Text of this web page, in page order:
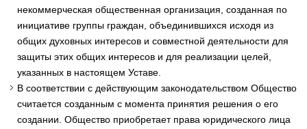
некоммерческая общественная организация, созданная по
инициативе группы граждан, объединившихся исходя из
общих духовных интересов и совместной деятельности для
защиты этих общих интересов и для реализации целей,
указанных в настоящем Уставе.
В соответствии с действующим законодательством Общество
считается созданным с момента принятия решения о его
создании. Общество приобретает права юридического лица